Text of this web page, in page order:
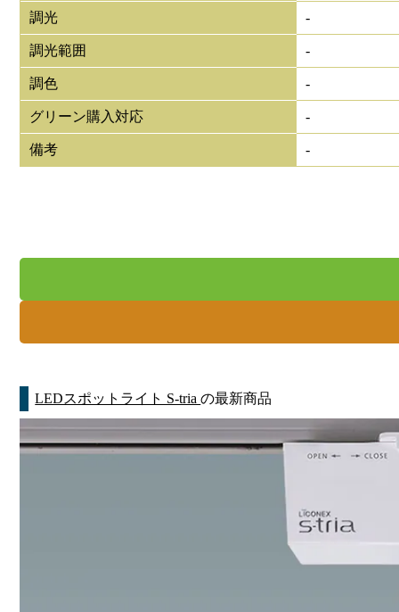
調光 -
調光範囲 -
調色 -
グリーン購入対応 -
備考 -
LEDスポットライト S-triaの最新商品